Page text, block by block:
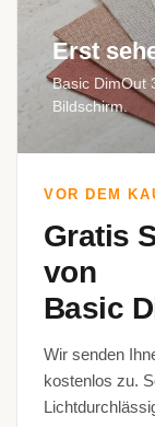
Erst
Basic DimOut
Bildschirm.
VOR DEM
Gratis
von
Basic
Wir senden
kostenlos zu.